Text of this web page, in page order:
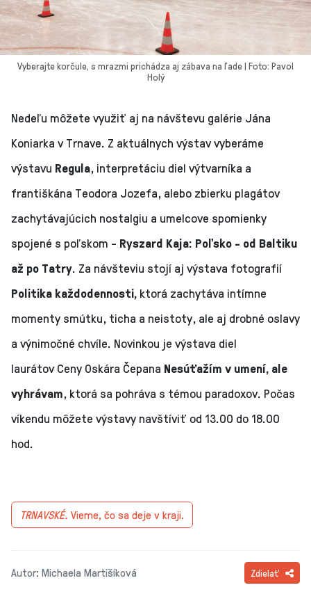
Vyberajte korčule, s mrazmi prichádza aj zábava na ľade | Foto: Pavol
Holý
Nedeľu môžete využiť aj na návštevu galérie Jána
Koniarka v Trnave. Z aktuálnych výstav vyberáme
výstavu Regula, interpretáciu diel výtvarníka a
františkána Teodora Jozefa, alebo zbierku plagátov
zachytávajúcich nostalgiu a umelcove spomienky
spojené s poľskom - Ryszard Kaja: Poľsko - od Baltiku
až po Tatry. Za návšteviu stojí aj výstava fotografií
Politika každodennosti, ktorá zachytáva intímne
momenty smútku, ticha a neistoty, ale aj drobné oslavy
a výnimočné chvíle. Novinkou je výstava diel
laurátov Ceny Oskára Čepana Nesúťažím v umení, ale
vyhrávam, ktorá sa pohráva s témou paradoxov. Počas
víkendu môžete výstavy navštíviť od 13.00 do 18.00
hod.
TRNAVSKÉ. Vieme, čo sa deje v kraji.
Autor: Michaela Martišíková Zdielať